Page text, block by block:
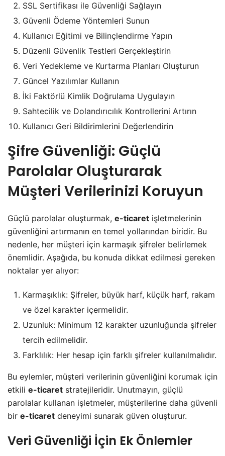
SSL Sertifikası ile Güvenliği Sağlayın
Güvenli Ödeme Yöntemleri Sunun
Kullanıcı Eğitimi ve Bilinçlendirme Yapın
Düzenli Güvenlik Testleri Gerçekleştirin
Veri Yedekleme ve Kurtarma Planları Oluşturun
Güncel Yazılımlar Kullanın
İki Faktörlü Kimlik Doğrulama Uygulayın
Sahtecilik ve Dolandırıcılık Kontrollerini Artırın
Kullanıcı Geri Bildirimlerini Değerlendirin
Şifre Güvenliği: Güçlü
Parolalar Oluşturarak
Müşteri Verilerinizi Koruyun
Güçlü parolalar oluşturmak, e-ticaret işletmelerinin
güvenliğini artırmanın en temel yollarından biridir. Bu
nedenle, her müşteri için karmaşık şifreler belirlemek
önemlidir. Aşağıda, bu konuda dikkat edilmesi gereken
noktalar yer alıyor:
Karmaşıklık: Şifreler, büyük harf, küçük harf, rakam
ve özel karakter içermelidir.
Uzunluk: Minimum 12 karakter uzunluğunda şifreler
tercih edilmelidir.
Farklılık: Her hesap için farklı şifreler kullanılmalıdır.
Bu eylemler, müşteri verilerinin güvenliğini korumak için
etkili e-ticaret stratejileridir. Unutmayın, güçlü
parolalar kullanan işletmeler, müşterilerine daha güvenli
bir e-ticaret deneyimi sunarak güven oluşturur.
Veri Güvenliği İçin Ek Önlemler